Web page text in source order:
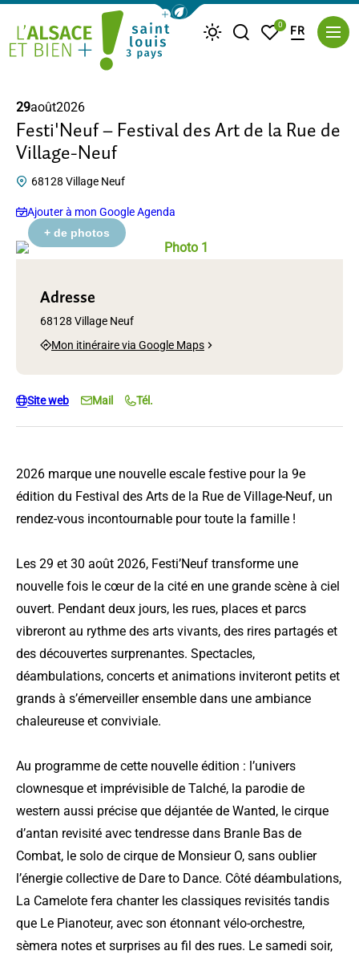
Afficher la barre de navigation du
MétéoJe recherche
Mes favoris
0 FR
29août2026
Festi'Neuf – Festival des Art de la Rue de
Village-Neuf
68128 Village Neuf
Ajouter à mon Google Agenda
2026 marque une nouvelle escale festive pour la 9e
édition du Festival des Arts de la Rue de Village-Neuf, un
rendez-vous incontournable pour toute la famille !
Les 29 et 30 août 2026, Festi’Neuf transforme une
nouvelle fois le cœur de la cité en une grande scène à ciel
ouvert. Pendant deux jours, les rues, places et parcs
vibreront au rythme des arts vivants, des rires partagés et
des découvertes surprenantes. Spectacles,
déambulations, concerts et animations inviteront petits et
grands à s’émerveiller ensemble dans une ambiance
chaleureuse et conviviale.
Au programme de cette nouvelle édition : l’univers
clownesque et imprévisible de Talché, la parodie de
western aussi précise que déjantée de Wanted, le cirque
d’antan revisité avec tendresse dans Branle Bas de
Combat, le solo de cirque de Monsieur O, sans oublier
l’énergie collective de Dare to Dance. Côté déambulations,
La Camelote fera chanter les classiques revisités tandis
que Le Pianoteur, avec son étonnant vélo-orchestre,
sèmera notes et surprises au fil des rues. Le samedi soir,
Photo 1, © DR
+ de photos
Photo 2, © DR
Photo 3, © DR
Adresse
68128 Village Neuf
Mon itinéraire via Google Maps
Site web Mail Tél.